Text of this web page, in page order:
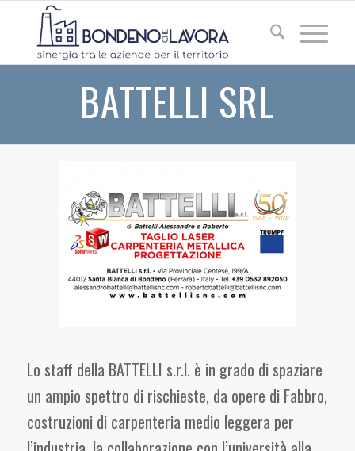
BATTELLI SRL
Lo staff della BATTELLI s.r.l. è in grado di spaziare
un ampio spettro di rischieste, da opere di Fabbro,
costruzioni di carpenteria medio leggera per